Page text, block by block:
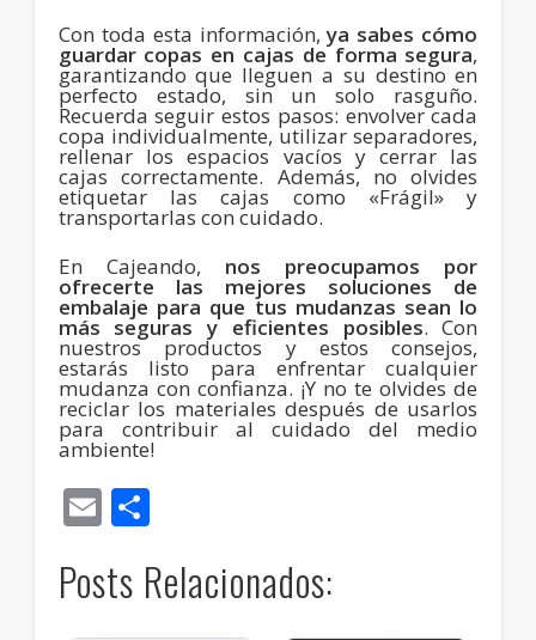
Con toda esta información,ya sabes cómo
guardar copas en cajas de forma segura,
garantizando que lleguen a su destino en
perfecto estado, sin un solo rasguño.
Recuerda seguir estos pasos: envolver cada
copa individualmente, utilizar separadores,
rellenar los espacios vacíos y cerrar las
cajas correctamente. Además, no olvides
etiquetar las cajas como «Frágil» y
transportarlas con cuidado.
En Cajeando, nos preocupamos por
ofrecerte las mejores soluciones de
embalaje para que tus mudanzas sean lo
más seguras y eficientes posibles. Con
nuestros productos y estos consejos,
estarás listo para enfrentar cualquier
mudanza con confianza. ¡Y no te olvides de
reciclar los materiales después de usarlos
para contribuir al cuidado del medio
ambiente!
EmailCompartir
Posts Relacionados: